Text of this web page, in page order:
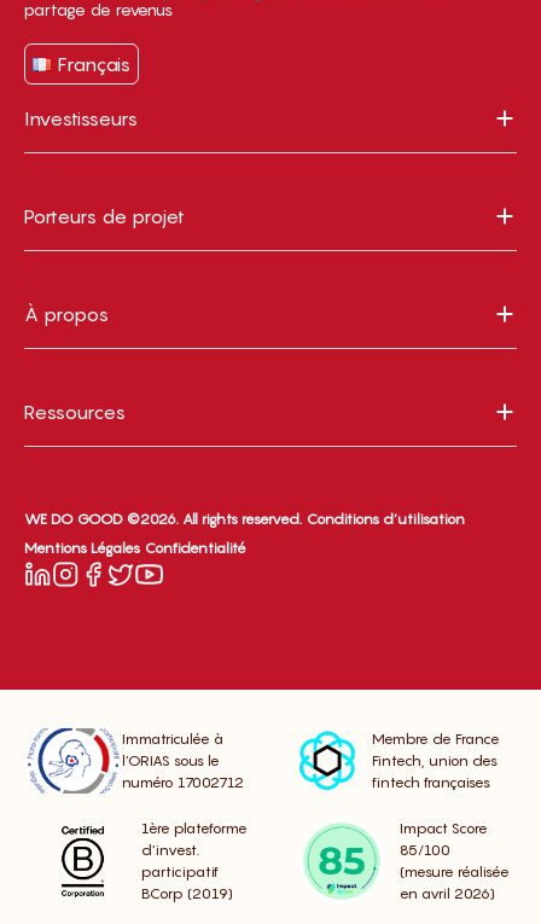
partage de revenus
Français
Investisseurs
Porteurs de projet
À propos
Ressources
WE DO GOOD ©2026. All rights reserved. Conditions d’utilisation
Mentions Légales Confidentialité
Immatriculée à
l’ORIAS sous le
numéro 17002712
Membre de France
Fintech, union des
fintech françaises
1ère plateforme
d’invest.
participatif
BCorp (2019)
Impact Score
85/100
(mesure réalisée
en avril 2026)